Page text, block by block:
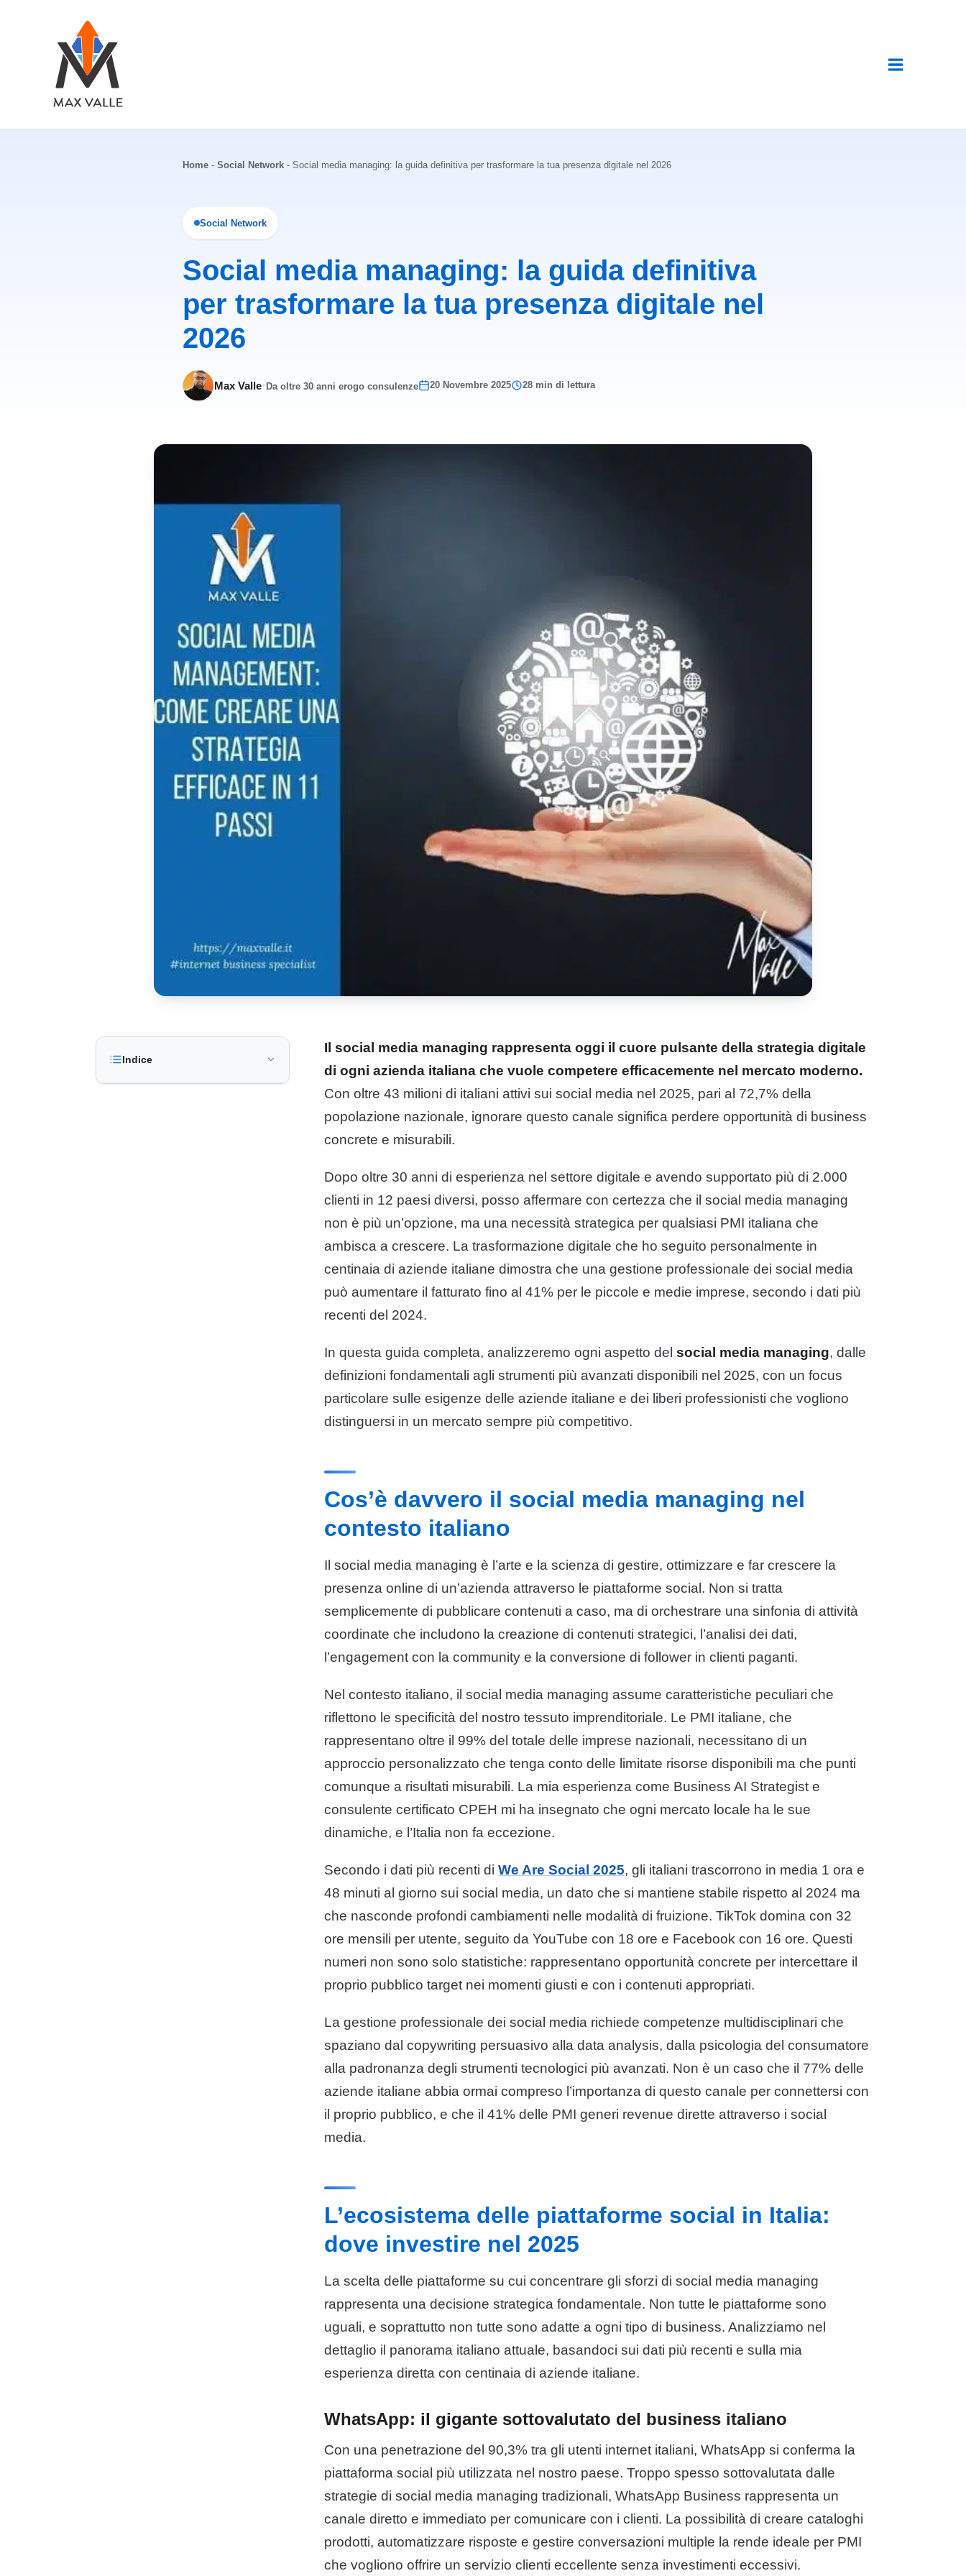
contenuto
Home - Social Network - Social media managing: la guida definitiva per trasformare la tua presenza digitale nel 2026
Social Network
Social media managing: la guida definitiva
per trasformare la tua presenza digitale nel
2026
Max Valle· Da oltre 30 anni erogo consulenze 20 Novembre 2025 28 min di lettura
Indice
Il social media managing rappresenta oggi il cuore pulsante della strategia digitale
di ogni azienda italiana che vuole competere efficacemente nel mercato moderno.
Con oltre 43 milioni di italiani attivi sui social media nel 2025, pari al 72,7% della
popolazione nazionale, ignorare questo canale significa perdere opportunità di business
concrete e misurabili.
Dopo oltre 30 anni di esperienza nel settore digitale e avendo supportato più di 2.000
clienti in 12 paesi diversi, posso affermare con certezza che il social media managing
non è più un’opzione, ma una necessità strategica per qualsiasi PMI italiana che
ambisca a crescere. La trasformazione digitale che ho seguito personalmente in
centinaia di aziende italiane dimostra che una gestione professionale dei social media
può aumentare il fatturato fino al 41% per le piccole e medie imprese, secondo i dati più
recenti del 2024.
In questa guida completa, analizzeremo ogni aspetto del social media managing, dalle
definizioni fondamentali agli strumenti più avanzati disponibili nel 2025, con un focus
particolare sulle esigenze delle aziende italiane e dei liberi professionisti che vogliono
distinguersi in un mercato sempre più competitivo.
Cos’è davvero il social media managing nel
contesto italiano
Il social media managing è l’arte e la scienza di gestire, ottimizzare e far crescere la
presenza online di un’azienda attraverso le piattaforme social. Non si tratta
semplicemente di pubblicare contenuti a caso, ma di orchestrare una sinfonia di attività
coordinate che includono la creazione di contenuti strategici, l’analisi dei dati,
l’engagement con la community e la conversione di follower in clienti paganti.
Nel contesto italiano, il social media managing assume caratteristiche peculiari che
riflettono le specificità del nostro tessuto imprenditoriale. Le PMI italiane, che
rappresentano oltre il 99% del totale delle imprese nazionali, necessitano di un
approccio personalizzato che tenga conto delle limitate risorse disponibili ma che punti
comunque a risultati misurabili. La mia esperienza come Business AI Strategist e
consulente certificato CPEH mi ha insegnato che ogni mercato locale ha le sue
dinamiche, e l’Italia non fa eccezione.
Secondo i dati più recenti di We Are Social 2025, gli italiani trascorrono in media 1 ora e
48 minuti al giorno sui social media, un dato che si mantiene stabile rispetto al 2024 ma
che nasconde profondi cambiamenti nelle modalità di fruizione. TikTok domina con 32
ore mensili per utente, seguito da YouTube con 18 ore e Facebook con 16 ore. Questi
numeri non sono solo statistiche: rappresentano opportunità concrete per intercettare il
proprio pubblico target nei momenti giusti e con i contenuti appropriati.
La gestione professionale dei social media richiede competenze multidisciplinari che
spaziano dal copywriting persuasivo alla data analysis, dalla psicologia del consumatore
alla padronanza degli strumenti tecnologici più avanzati. Non è un caso che il 77% delle
aziende italiane abbia ormai compreso l’importanza di questo canale per connettersi con
il proprio pubblico, e che il 41% delle PMI generi revenue dirette attraverso i social
media.
L’ecosistema delle piattaforme social in Italia:
dove investire nel 2025
La scelta delle piattaforme su cui concentrare gli sforzi di social media managing
rappresenta una decisione strategica fondamentale. Non tutte le piattaforme sono
uguali, e soprattutto non tutte sono adatte a ogni tipo di business. Analizziamo nel
dettaglio il panorama italiano attuale, basandoci sui dati più recenti e sulla mia
esperienza diretta con centinaia di aziende italiane.
WhatsApp: il gigante sottovalutato del business italiano
Con una penetrazione del 90,3% tra gli utenti internet italiani, WhatsApp si conferma la
piattaforma social più utilizzata nel nostro paese. Troppo spesso sottovalutata dalle
strategie di social media managing tradizionali, WhatsApp Business rappresenta un
canale diretto e immediato per comunicare con i clienti. La possibilità di creare cataloghi
prodotti, automatizzare risposte e gestire conversazioni multiple la rende ideale per PMI
che vogliono offrire un servizio clienti eccellente senza investimenti eccessivi.